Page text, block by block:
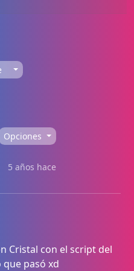
Opciones
5 años hace
Cristal con el script del
pasó xd